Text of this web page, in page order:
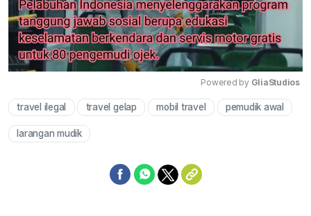
Mute
Powered by GliaStudios
travel ilegal travel gelap mobil travel pemudik awal
larangan mudik